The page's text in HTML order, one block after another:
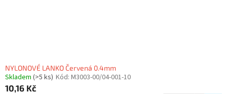
NYLONOVÉ LANKO Červená 0.4mm
Skladem (>5 ks) Kód: M3003-00/04-001-10
10,16 Kč